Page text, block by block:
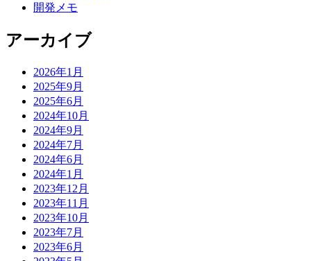
開発メモ
アーカイブ
2026年1月
2025年9月
2025年6月
2024年10月
2024年9月
2024年7月
2024年6月
2024年1月
2023年12月
2023年11月
2023年10月
2023年7月
2023年6月